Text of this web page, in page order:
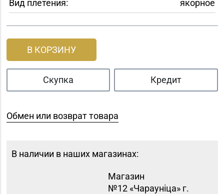
Вид плетения:
якорное
В КОРЗИНУ
Скупка Кредит
Обмен или возврат товара
В наличии в наших магазинах:
Магазин
№12 «Чараунiца» г.